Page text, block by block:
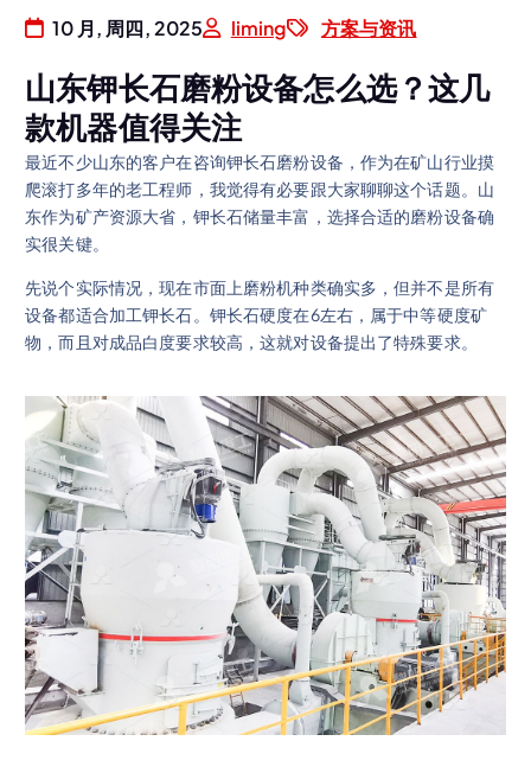
10 月, 周四, 2025 liming 方案与资讯
山东钾长石磨粉设备怎么选？这几
款机器值得关注
最近不少山东的客户在咨询钾长石磨粉设备，作为在矿山行业摸
爬滚打多年的老工程师，我觉得有必要跟大家聊聊这个话题。山
东作为矿产资源大省，钾长石储量丰富，选择合适的磨粉设备确
实很关键。
先说个实际情况，现在市面上磨粉机种类确实多，但并不是所有
设备都适合加工钾长石。钾长石硬度在6左右，属于中等硬度矿
物，而且对成品白度要求较高，这就对设备提出了特殊要求。